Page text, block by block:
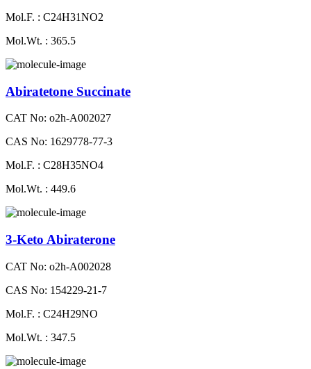
Mol.F. : C24H31NO2
Mol.Wt. : 365.5
Abiratetone Succinate
CAT No: o2h-A002027
CAS No: 1629778-77-3
Mol.F. : C28H35NO4
Mol.Wt. : 449.6
3-Keto Abiraterone
CAT No: o2h-A002028
CAS No: 154229-21-7
Mol.F. : C24H29NO
Mol.Wt. : 347.5